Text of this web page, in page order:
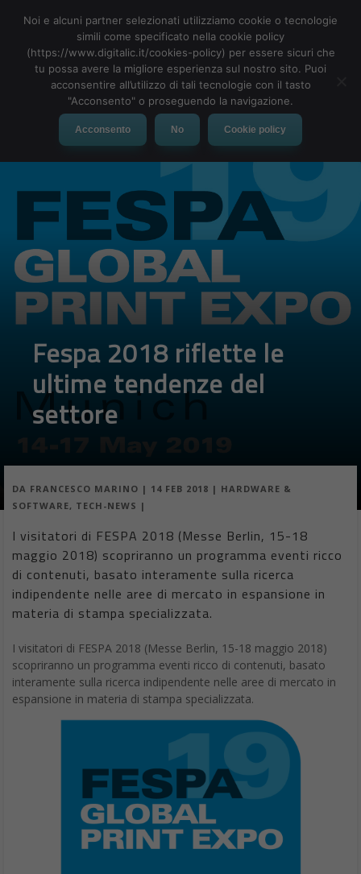
MENU
Fespa 2018 riflette le
ultime tendenze del
settore
DA FRANCESCO MARINO | 14 FEB 2018 | HARDWARE &
SOFTWARE, TECH-NEWS |
I visitatori di FESPA 2018 (Messe Berlin, 15-18
maggio 2018) scopriranno un programma eventi ricco
di contenuti, basato interamente sulla ricerca
indipendente nelle aree di mercato in espansione in
materia di stampa specializzata.
I visitatori di FESPA 2018 (Messe Berlin, 15-18 maggio 2018)
scopriranno un programma eventi ricco di contenuti, basato
interamente sulla ricerca indipendente nelle aree di mercato in
espansione in materia di stampa specializzata.
Noi e alcuni partner selezionati utilizziamo cookie o tecnologie
simili come specificato nella cookie policy
(https://www.digitalic.it/cookies-policy) per essere sicuri che
tu possa avere la migliore esperienza sul nostro sito. Puoi
acconsentire all’utilizzo di tali tecnologie con il tasto
"Acconsento" o proseguendo la navigazione.
Acconsento No Cookie policy